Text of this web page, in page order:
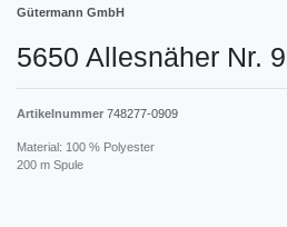
Gütermann GmbH
5650 Allesnäher Nr.
Artikelnummer 748277-0909
Material: 100 % Polyester
200 m Spule